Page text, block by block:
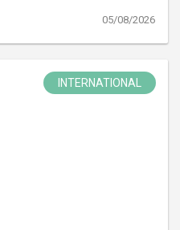
05/08/2026
INTERNATIONAL